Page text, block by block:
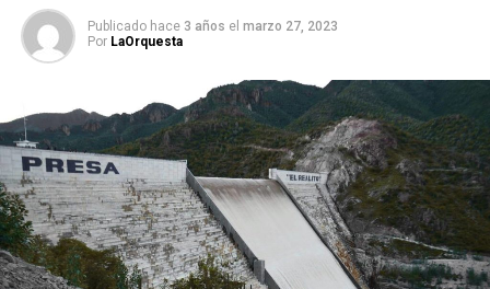
Publicado hace 3 años el marzo 27, 2023
Por LaOrquesta